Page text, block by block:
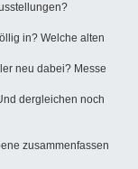
in? Welche alten
neu dabei? Messe
dergleichen noch
zusammenfassen